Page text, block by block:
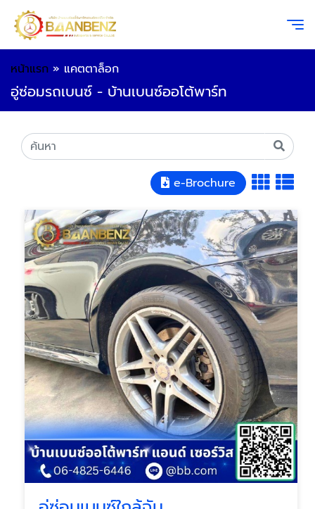
หน้าแรก » แคตตาล็อก
อู่ซ่อมรถเบนซ์ - บ้านเบนซ์ออโต้พาร์ท
e-Brochure